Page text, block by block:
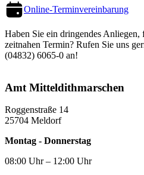
Online-Termin­vereinbarung
Haben Sie ein dringendes Anliegen,
zeitnahen Termin? Rufen Sie uns
(04832) 6065-0 an!
Amt Mittel­dithmarschen
Roggenstraße 14
25704 Meldorf
Montag - Donnerstag
08:00 Uhr – 12:00 Uhr